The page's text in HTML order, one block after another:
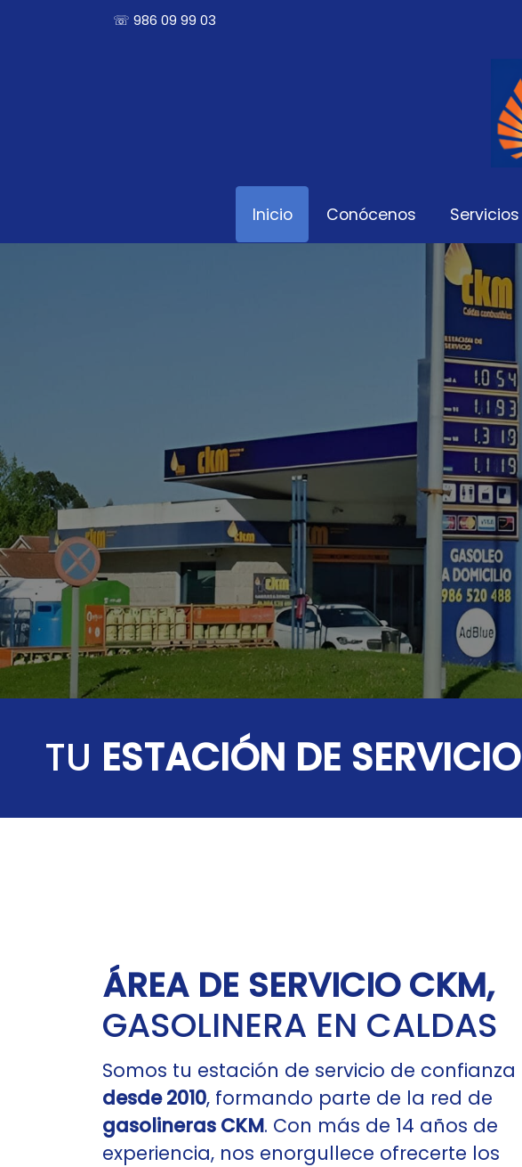
☏ 986 09 99 03
Inicio Conócenos Servicios
TU ESTACIÓN DE SERVICIO
ÁREA DE SERVICIO CKM,
GASOLINERA EN CALDAS
Somos tu estación de servicio de confianza
desde 2010, formando parte de la red de
gasolineras CKM. Con más de 14 años de
experiencia, nos enorgullece ofrecerte los